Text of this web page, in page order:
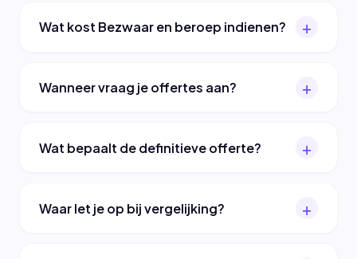
Wat kost Bezwaar en beroep indienen?
Wanneer vraag je offertes aan?
Wat bepaalt de definitieve offerte?
Waar let je op bij vergelijking?